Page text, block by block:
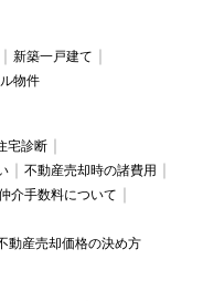
新築一戸建て
物件
宅診断
不動産売却時の諸費用
介手数料について
動産売却価格の決め方